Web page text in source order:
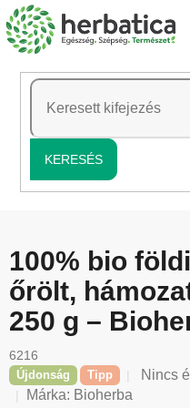
Ugrás
a
tartalomhoz
KERESÉS
100% bio
őrölt,
250 g –
6216
Újdonság Tipp
A
Nincs
Márka: Bioherba